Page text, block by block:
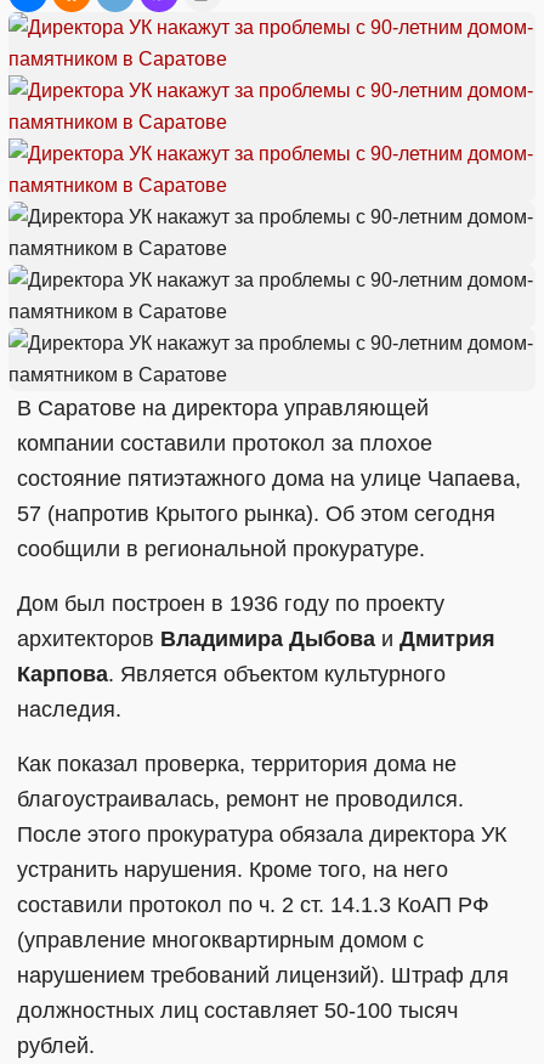
В Саратове на директора управляющей
компании составили протокол за плохое
состояние пятиэтажного дома на улице Чапаева,
57 (напротив Крытого рынка). Об этом сегодня
сообщили в региональной прокуратуре.
Дом был построен в 1936 году по проекту
архитекторов Владимира Дыбова и Дмитрия
Карпова. Является объектом культурного
наследия.
Как показал проверка, территория дома не
благоустраивалась, ремонт не проводился.
После этого прокуратура обязала директора УК
устранить нарушения. Кроме того, на него
составили протокол по ч. 2 ст. 14.1.3 КоАП РФ
(управление многоквартирным домом с
нарушением требований лицензий). Штраф для
должностных лиц составляет 50-100 тысяч
рублей.